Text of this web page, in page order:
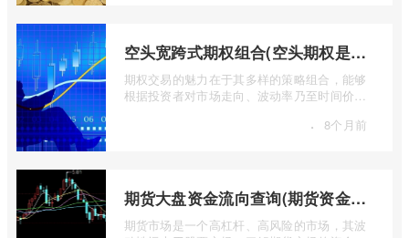
空头宽跨式期权组合(空头期权是什么意思)
期权交易的魅力在于其多样的策略组合，能够
根据投资者对市场走向、波动率乃至时间价值
· 8个月前
期货大盘资金流向查询(期货资金流向查询)
期货市场是一个高杠杆、高风险的市场，其波